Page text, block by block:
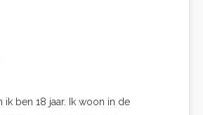
ik ben 18 jaar. Ik woon in de